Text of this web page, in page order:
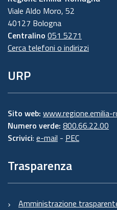
Viale Aldo Moro, 52
40127 Bologna
Centralino 051 5271
Cerca telefoni o indirizzi
URP
Sito web:
Numero verde: 800.66.22.00
Scrivici: e-mail - PEC
Trasparenza
Amministrazione